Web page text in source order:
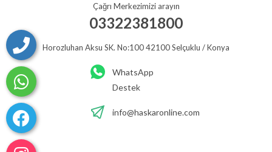
Çağrı Merkezimizi arayın
03322381800
Horozluhan Aksu SK. No:100 42100 Selçuklu / Konya
WhatsApp
Destek
info@haskaronline.com